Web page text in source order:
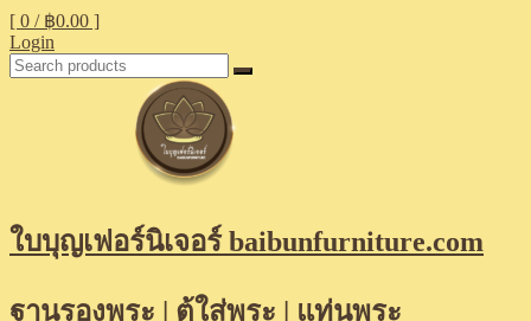
[ 0 / ฿0.00 ]
Login
ใบบุญเฟอร์นิเจอร์ baibunfurniture.com
ฐานรองพระ | ตู้ใส่พระ | แท่นพระ